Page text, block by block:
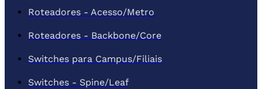
Roteadores - Acesso/Metro
Roteadores - Backbone/Core
Switches para Campus/Filiais
Switches - Spine/Leaf